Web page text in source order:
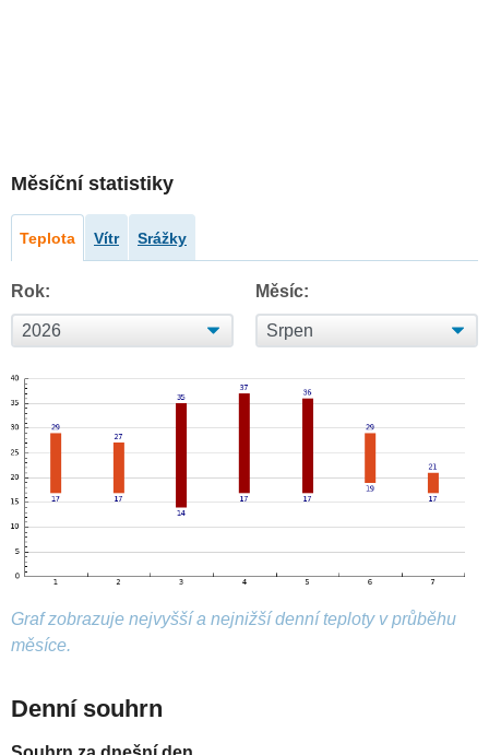
Měsíční statistiky
Teplota Vítr Srážky
Rok: Měsíc:
Graf zobrazuje nejvyšší a nejnižší denní teploty v průběhu
měsíce.
Denní souhrn